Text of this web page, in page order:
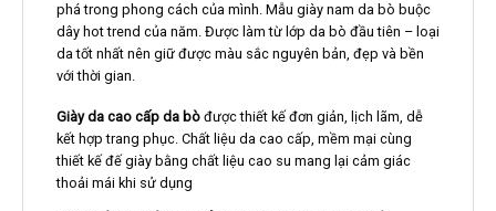
phá trong phong cách của mình. Mẫu giày nam da bò buộc
dây hot trend của năm. Được làm từ lớp da bò đầu tiên – loại
da tốt nhất nên giữ được màu sắc nguyên bản, đẹp và bền
với thời gian.
Giày da cao cấp da bòđược thiết kế đơn giản, lịch lãm, dễ
kết hợp trang phục. Chất liệu da cao cấp, mềm mại cùng
thiết kế đế giày bằng chất liệu cao su mang lại cảm giác
thoải mái khi sử dụng